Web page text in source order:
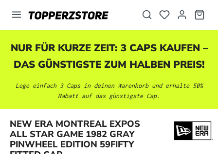
springen
NUR FÜR KURZE ZEIT: 3 CAPS KAUFEN –
DAS GÜNSTIGSTE ZUM HALBEN PREIS!
Lege einfach 3 Caps in deinen Warenkorb und erhalte 50%
Rabatt auf das günstigste Cap.
NEW ERA MONTREAL EXPOS
ALL STAR GAME 1982 GRAY
PINWHEEL EDITION 59FIFTY
FITTED CAP
Bildergalerie überspringen